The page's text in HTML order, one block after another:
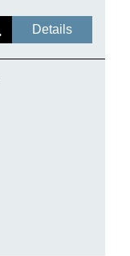
Details